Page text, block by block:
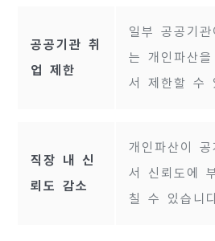
공공기관 취
업 제한
일부 공공기관
는 개인파산
서 제한할 수
직장 내 신
뢰도 감소
개인파산이
서 신뢰도에
칠 수 있습니